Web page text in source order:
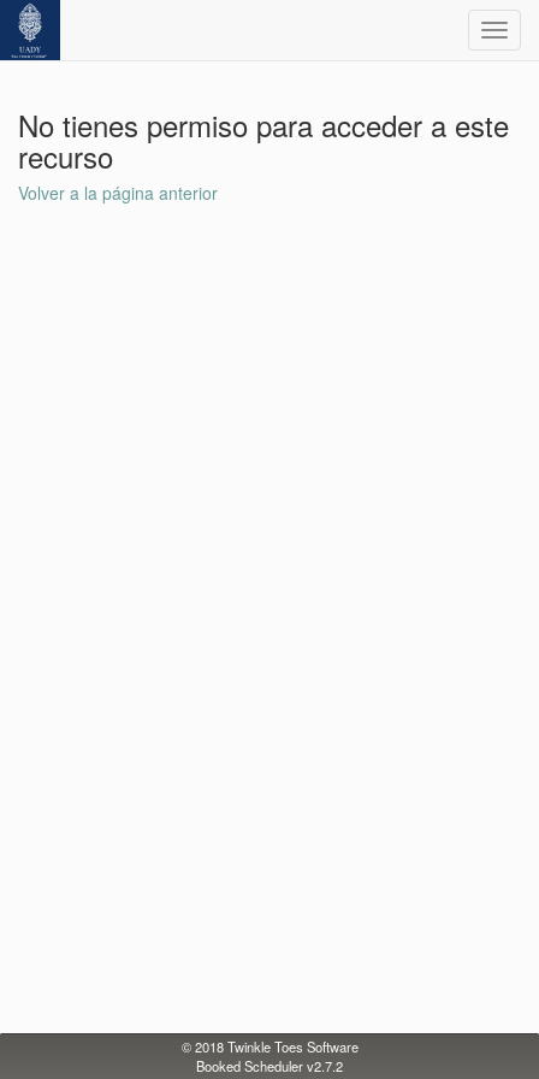
No tienes permiso para acceder a este
recurso
Volver a la página anterior
© 2018Twinkle Toes Software
Booked Scheduler v2.7.2